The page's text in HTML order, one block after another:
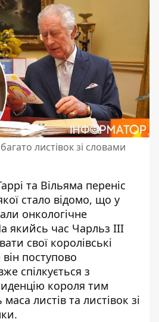
листівок зі словами
та Вільяма переніс
стало відомо, що у
онкологічне
якийсь час Чарльз III
свої королівські
поступово
спілкується з
короля тим
листів та листівок зі